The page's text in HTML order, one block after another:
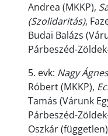
Andrea (MKKP),
(Szolidaritás),
Budai Balázs
Párbeszéd-
5. evk: Nagy
Róbert (MKKP),
Tamás (Várunk
Párbeszéd-
Oszkár